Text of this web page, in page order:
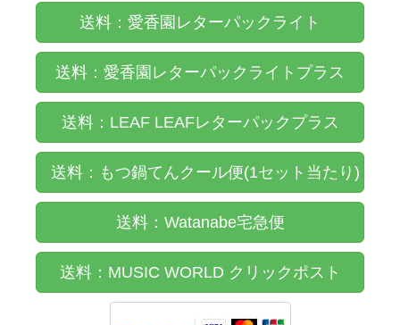
送料：愛香園レターパックライト
送料：愛香園レターパックライトプラス
送料：LEAF LEAFレターパックプラス
送料：もつ鍋てんクール便(1セット当たり)
送料：Watanabe宅急便
送料：MUSIC WORLD クリックポスト